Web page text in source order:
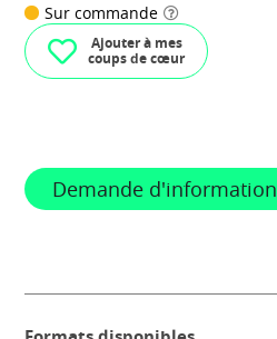
Sur commande
Ajouter à mes
coups de cœur
Demande d'information